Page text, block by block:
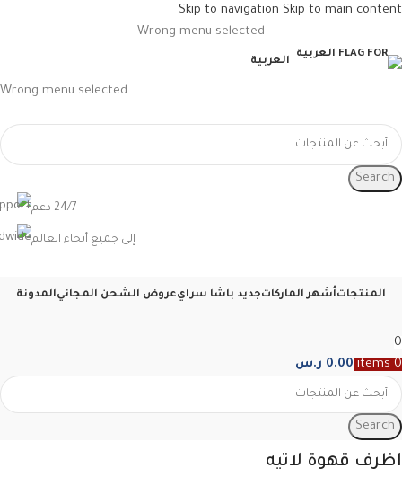
Skip to navigation Skip to main content
Wrong menu selected
العربية
Wrong menu selected
Search
24/7 دعم
إلى جميع أنحاء العالم
المنتجاتأشهر الماركاتجديد باشا سرايعروض الشحن المجانيالمدونة
0
0
items
0.00 ر.س
Search
اظرف قهوة لاتيه